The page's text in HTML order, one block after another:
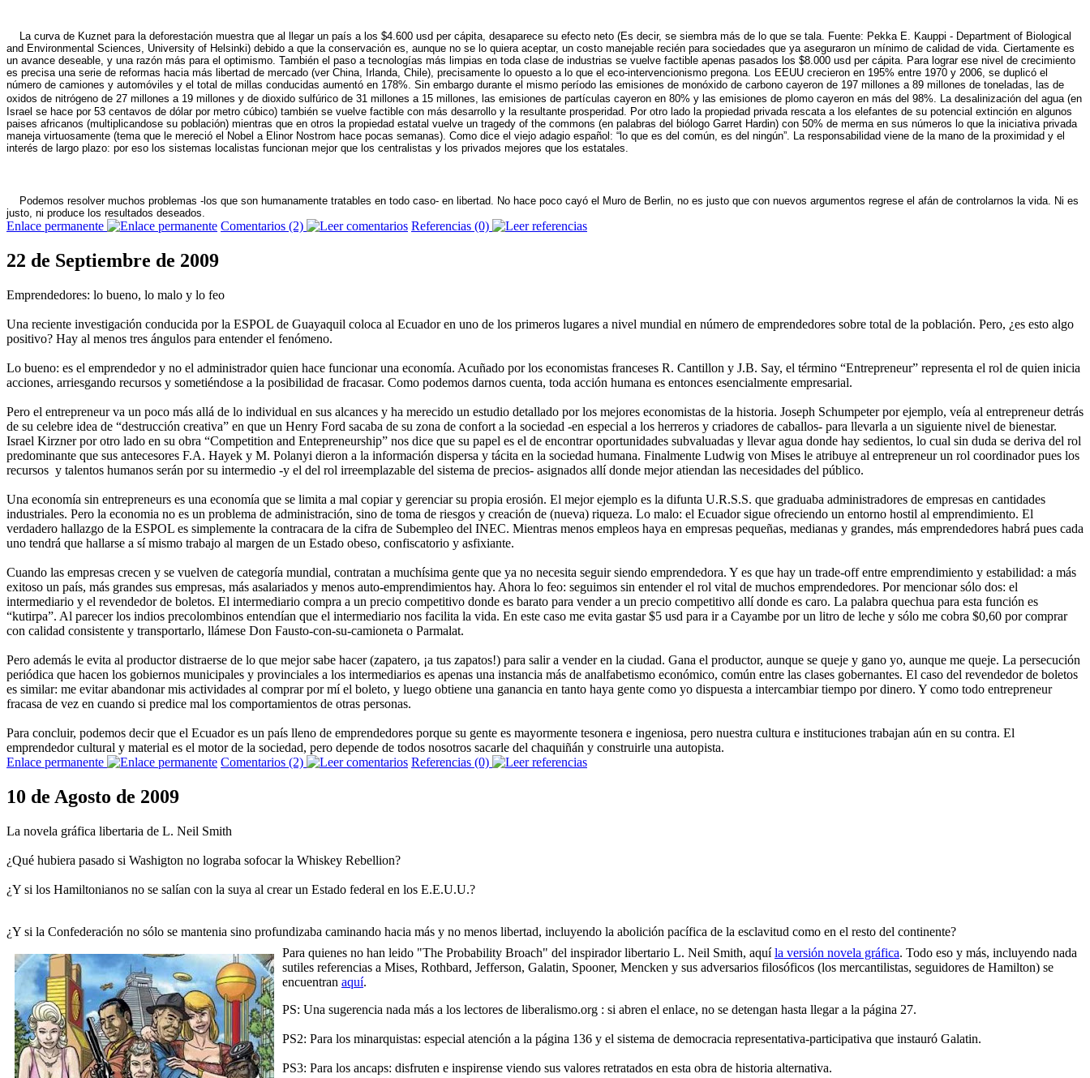
La curva de Kuznet para la deforestación muestra que al llegar un país a los $4.600 usd per cápita, desaparece su efecto neto (Es decir, se siembra más de lo que se tala. Fuente: Pekka E. Kauppi - Department of Biological
and Environmental Sciences, University of Helsinki) debido a que la conservación es, aunque no se lo quiera aceptar, un costo manejable recién para sociedades que ya aseguraron un mínimo de calidad de vida. Ciertamente es
un avance deseable, y una razón más para el optimismo. También el paso a tecnologías más limpias en toda clase de industrias se vuelve factible apenas pasados los $8.000 usd per cápita. Para lograr ese nivel de crecimiento
es precisa una serie de reformas hacia más libertad de mercado (ver China, Irlanda, Chile), precisamente lo opuesto a lo que el eco-intervencionismo pregona. Los EEUU crecieron en 195% entre 1970 y 2006, se duplicó el
número de camiones y automóviles y el total de millas conducidas aumentó en 178%. Sin embargo durante el mismo período las emisiones de monóxido de carbono cayeron de 197 millones a 89 millones de toneladas, las de
oxidos de nitrógeno de 27 millones a 19 millones y de dioxido sulfúrico de 31 millones a 15 millones, las emisiones de partículas cayeron en 80% y las emisiones de plomo cayeron en más del 98%. La desalinización del agua (en
Israel se hace por 53 centavos de dólar por metro cúbico) también se vuelve factible con más desarrollo y la resultante prosperidad. Por otro lado la propiedad privada rescata a los elefantes de su potencial extinción en algunos
paises africanos (multiplicandose su población) mientras que en otros la propiedad estatal vuelve un tragedy of the commons (en palabras del biólogo Garret Hardin) con 50% de merma en sus números lo que la iniciativa privada
maneja virtuosamente (tema que le mereció el Nobel a Elinor Nostrom hace pocas semanas). Como dice el viejo adagio español: “lo que es del común, es del ningún”. La responsabilidad viene de la mano de la proximidad y el
interés de largo plazo: por eso los sistemas localistas funcionan mejor que los centralistas y los privados mejores que los estatales.
Podemos resolver muchos problemas -los que son humanamente tratables en todo caso- en libertad. No hace poco cayó el Muro de Berlin, no es justo que con nuevos argumentos regrese el afán de controlarnos la vida. Ni es
justo, ni produce los resultados deseados.
Enlace permanente Comentarios (2) Referencias (0)
22 de Septiembre de 2009
Emprendedores: lo bueno, lo malo y lo feo
Una reciente investigación conducida por la ESPOL de Guayaquil coloca al Ecuador en uno de los primeros lugares a nivel mundial en número de emprendedores sobre total de la población. Pero, ¿es esto algo
positivo? Hay al menos tres ángulos para entender el fenómeno.
Lo bueno: es el emprendedor y no el administrador quien hace funcionar una economía. Acuñado por los economistas franceses R. Cantillon y J.B. Say, el término “Entrepreneur” representa el rol de quien inicia
acciones, arriesgando recursos y sometiéndose a la posibilidad de fracasar. Como podemos darnos cuenta, toda acción humana es entonces esencialmente empresarial.
Pero el entrepreneur va un poco más allá de lo individual en sus alcances y ha merecido un estudio detallado por los mejores economistas de la historia. Joseph Schumpeter por ejemplo, veía al entrepreneur detrás
de su celebre idea de “destrucción creativa” en que un Henry Ford sacaba de su zona de confort a la sociedad -en especial a los herreros y criadores de caballos- para llevarla a un siguiente nivel de bienestar.
Israel Kirzner por otro lado en su obra “Competition and Entepreneurship” nos dice que su papel es el de encontrar oportunidades subvaluadas y llevar agua donde hay sedientos, lo cual sin duda se deriva del rol
predominante que sus antecesores F.A. Hayek y M. Polanyi dieron a la información dispersa y tácita en la sociedad humana. Finalmente Ludwig von Mises le atribuye al entrepreneur un rol coordinador pues los
recursos y talentos humanos serán por su intermedio -y el del rol irreemplazable del sistema de precios- asignados allí donde mejor atiendan las necesidades del público.
Una economía sin entrepreneurs es una economía que se limita a mal copiar y gerenciar su propia erosión. El mejor ejemplo es la difunta U.R.S.S. que graduaba administradores de empresas en cantidades
industriales. Pero la economia no es un problema de administración, sino de toma de riesgos y creación de (nueva) riqueza. Lo malo: el Ecuador sigue ofreciendo un entorno hostil al emprendimiento. El
verdadero hallazgo de la ESPOL es simplemente la contracara de la cifra de Subempleo del INEC. Mientras menos empleos haya en empresas pequeñas, medianas y grandes, más emprendedores habrá pues cada
uno tendrá que hallarse a sí mismo trabajo al margen de un Estado obeso, confiscatorio y asfixiante.
Cuando las empresas crecen y se vuelven de categoría mundial, contratan a muchísima gente que ya no necesita seguir siendo emprendedora. Y es que hay un trade-off entre emprendimiento y estabilidad: a más
exitoso un país, más grandes sus empresas, más asalariados y menos auto-emprendimientos hay. Ahora lo feo: seguimos sin entender el rol vital de muchos emprendedores. Por mencionar sólo dos: el
intermediario y el revendedor de boletos. El intermediario compra a un precio competitivo donde es barato para vender a un precio competitivo allí donde es caro. La palabra quechua para esta función es
“kutirpa”. Al parecer los indios precolombinos entendían que el intermediario nos facilita la vida. En este caso me evita gastar $5 usd para ir a Cayambe por un litro de leche y sólo me cobra $0,60 por comprar
con calidad consistente y transportarlo, llámese Don Fausto-con-su-camioneta o Parmalat.
Pero además le evita al productor distraerse de lo que mejor sabe hacer (zapatero, ¡a tus zapatos!) para salir a vender en la ciudad. Gana el productor, aunque se queje y gano yo, aunque me queje. La persecución
periódica que hacen los gobiernos municipales y provinciales a los intermediarios es apenas una instancia más de analfabetismo económico, común entre las clases gobernantes. El caso del revendedor de boletos
es similar: me evitar abandonar mis actividades al comprar por mí el boleto, y luego obtiene una ganancia en tanto haya gente como yo dispuesta a intercambiar tiempo por dinero. Y como todo entrepreneur
fracasa de vez en cuando si predice mal los comportamientos de otras personas.
Para concluir, podemos decir que el Ecuador es un país lleno de emprendedores porque su gente es mayormente tesonera e ingeniosa, pero nuestra cultura e instituciones trabajan aún en su contra. El
emprendedor cultural y material es el motor de la sociedad, pero depende de todos nosotros sacarle del chaquiñán y construirle una autopista.
Enlace permanente
Comentarios (2) Referencias (0)
10 de Agosto de 2009
La novela gráfica libertaria de L. Neil Smith
¿Qué hubiera pasado si Washigton no lograba sofocar la Whiskey Rebellion?
¿Y si los Hamiltonianos no se salían con la suya al crear un Estado federal en los E.E.U.U.?
¿Y si la Confederación no sólo se mantenia sino profundizaba caminando hacia más y no menos libertad, incluyendo la abolición pacífica de la esclavitud como en el resto del continente?
Para quienes no han leido "The Probability Broach" del inspirador libertario L. Neil Smith, aquíla versión novela gráfica. Todo eso y más, incluyendo nada
sutiles referencias a Mises, Rothbard, Jefferson, Galatin, Spooner, Mencken y sus adversarios filosóficos (los mercantilistas, seguidores de Hamilton) se
encuentran aquí.
PS: Una sugerencia nada más a los lectores de liberalismo.org : si abren el enlace, no se detengan hasta llegar a la página 27.
PS2: Para los minarquistas: especial atención a la página 136 y el sistema de democracia representativa-participativa que instauró Galatin.
PS3: Para los ancaps: disfruten e inspirense viendo sus valores retratados en esta obra de historia alternativa.